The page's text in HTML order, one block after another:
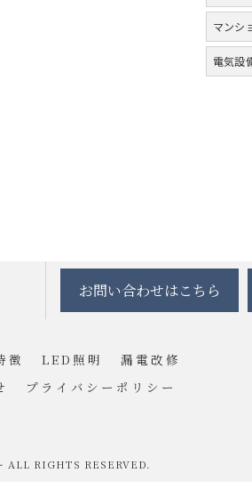
マンシ
電気設
お問い合わせはこちら
徴 LED照明
漏電改修
プライバシーポリシー
ALL RIGHTS RESERVED.